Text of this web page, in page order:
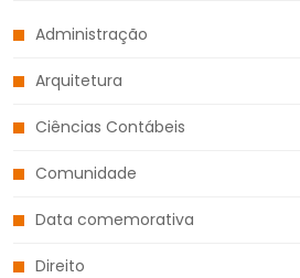
Administração
Arquitetura
Ciências Contábeis
Comunidade
Data comemorativa
Direito